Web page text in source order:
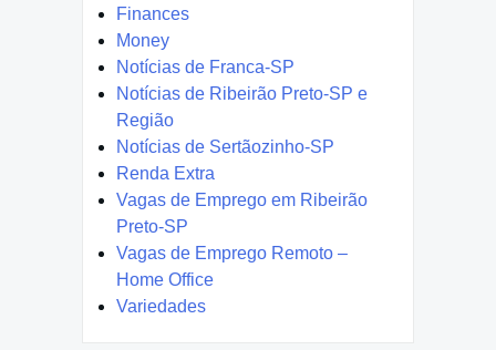
Finances
Money
Notícias de Franca-SP
Notícias de Ribeirão Preto-SP e
Região
Notícias de Sertãozinho-SP
Renda Extra
Vagas de Emprego em Ribeirão
Preto-SP
Vagas de Emprego Remoto –
Home Office
Variedades